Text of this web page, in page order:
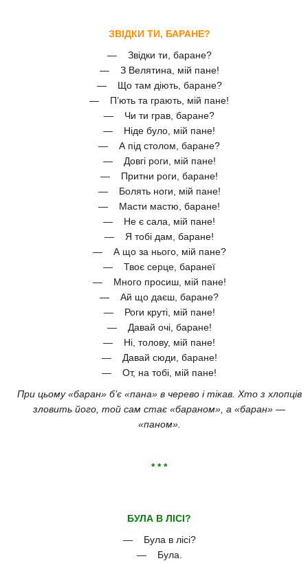
ЗВІДКИ ТИ, БАРАНЕ?
— Звідки ти, баране?
— З Велятина, мій пане!
— Що там діють, баране?
— П’ють та грають, мій пане!
— Чи ти грав, баране?
— Ніде було, мій пане!
— А під столом, баране?
— Довгі роги, мій пане!
— Притни роги, баране!
— Болять ноги, мій пане!
— Масти мастю, баране!
— Не є сала, мій пане!
— Я тобі дам, баране!
— А що за нього, мій пане?
— Твоє серце, баранеї
— Много просиш, мій пане!
— Ай що даєш, баране?
— Роги круті, мій пане!
— Давай очі, баране!
— Ні, толову, мій пане!
— Давай сюди, баране!
— От, на тобі, мій пане!
При цьому «баран» б’є «пана» в черево і тікав. Хто з хлопців
зловить його, той сам стає «бараном», а «баран» —
«паном».
* * *
БУЛА В ЛІСІ?
— Була в лісі?
— Була.